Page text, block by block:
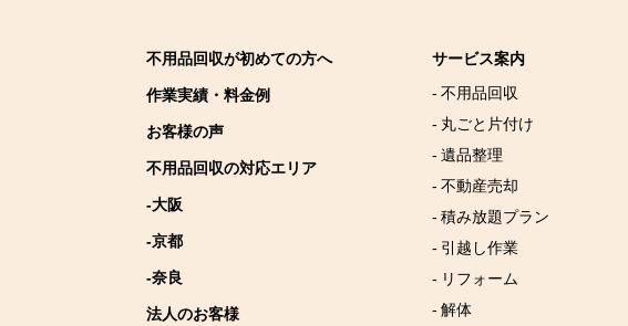
不用品回収が初めての方へ
作業実績・料金例
お客様の声
不用品回収の対応エリア
-大阪
-京都
-奈良
法人のお客様
サービス案内
- 不用品回収
- 丸ごと片付け
- 遺品整理
- 不動産売却
- 積み放題プラン
- 引越し作業
- リフォーム
- 解体